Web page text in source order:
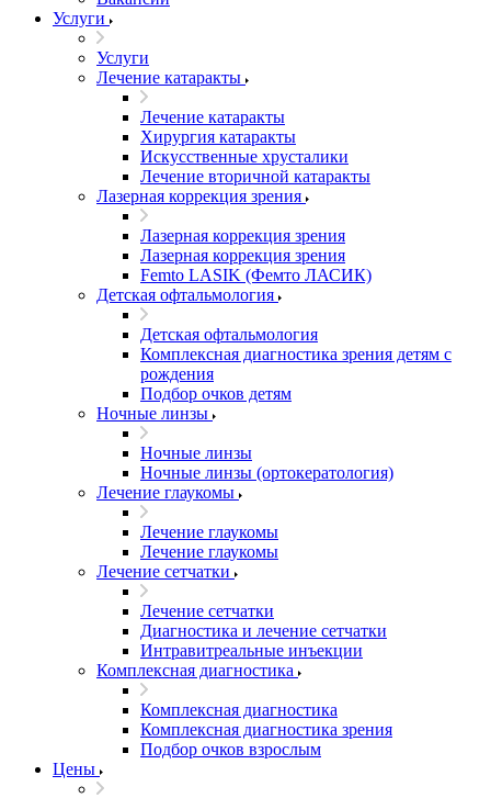
Услуги
Услуги
Лечение катаракты
Лечение катаракты
Хирургия катаракты
Искусственные хрусталики
Лечение вторичной катаракты
Лазерная коррекция зрения
Лазерная коррекция зрения
Лазерная коррекция зрения
Femto LASIK (Фемто ЛАСИК)
Детская офтальмология
Детская офтальмология
Комплексная диагностика зрения детям c
рождения
Подбор очков детям
Ночные линзы
Ночные линзы
Ночные линзы (ортокератология)
Лечение глаукомы
Лечение глаукомы
Лечение глаукомы
Лечение сетчатки
Лечение сетчатки
Диагностика и лечение сетчатки
Интравитреальные инъекции
Комплексная диагностика
Комплексная диагностика
Комплексная диагностика зрения
Подбор очков взрослым
Цены